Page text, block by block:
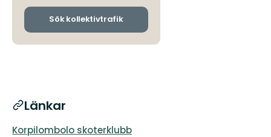
och
Sök kollektivtrafik
Länkar
Korpilombolo skoterklubb